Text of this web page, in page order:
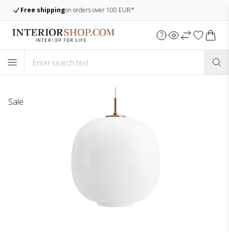
Free shippingon orders over 100 EUR*
Sale